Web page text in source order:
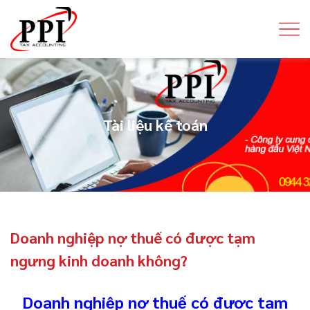
Tài liệu kế toán
Doanh nghiệp nợ thuế có được tạm
ngưng kinh doanh không?
Doanh nghiệp nợ thuế có được tạm